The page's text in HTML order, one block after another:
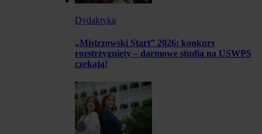
Dydaktyka
„Mistrzowski Start” 2026: konkurs
rozstrzygnięty – darmowe studia na USWPS
czekają!